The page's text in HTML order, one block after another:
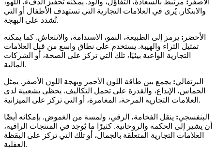
والابتكار. يُرى في العلامات التجارية التي تستهدف الأطفال أو التي
تُشدد على البهجة.
الأخضر : يرمز إلى الطبيعة، النمو، الاستدامة، والانتعاش. كما يمكنه
تمثيل الثراء والهيبة. يستخدم على نطاق واسع من قبل العلامات
التجارية الواعية بيئيًا، تلك التي تركز على الصحة، أو الشركات
المالية.
البرتقالي: يجمع بين طاقة اللون الأحمر وبهجة اللون الأصفر. يمثل
الحماس، الإبداع، والقدرة على تحمل التكاليف. يحظى بشعبية لدى
العلامات التجارية المرحة، المغامرة، أو التي تركز على الميزانية.
البنفسجي: ينقل الفخامة، الرقي، ولمسة من الغموض. بإمكانه أيضًا
أن يشير إلى الحكمة والروحانية. كثيرًا ما يُوجد في المنتجات الراقية،
العلامات التجارية المتعلقة بالجمال، أو تلك التي تركز على اليقظة
العقلية.